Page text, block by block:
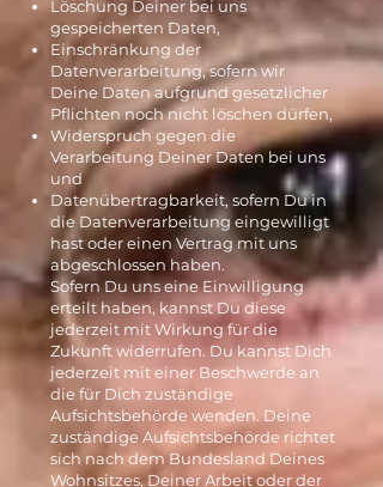
Löschung Deiner bei uns
gespeicherten Daten,
Einschränkung der
Datenverarbeitung, sofern wir
Deine Daten aufgrund gesetzlicher
Pflichten noch nicht löschen dürfen,
Widerspruch gegen die
Verarbeitung Deiner Daten bei uns
und
Datenübertragbarkeit, sofern Du in
die Datenverarbeitung eingewilligt
hast oder einen Vertrag mit uns
abgeschlossen haben.
Sofern Du uns eine Einwilligung
erteilt haben, kannst Du diese
jederzeit mit Wirkung für die
Zukunft widerrufen. Du kannst Dich
jederzeit mit einer Beschwerde an
die für Dich zuständige
Aufsichtsbehörde wenden. Deine
zuständige Aufsichtsbehörde richtet
sich nach dem Bundesland Deines
Wohnsitzes, Deiner Arbeit oder der